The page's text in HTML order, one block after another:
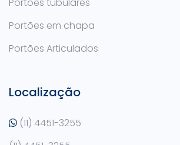
Portões em chapa
Portões Articulados
Localização
(11) 4451-3255